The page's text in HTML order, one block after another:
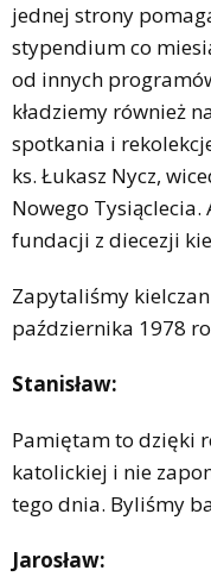
jednej strony
stypendium co
od innych
kładziemy również
spotkania i
ks. Łukasz Nycz,
Nowego
fundacji z diecezji
Zapytaliśmy
października 1978
Stanisław:
Pamiętam to dzięki
katolickiej i nie
tego dnia. Byliśmy
Jarosław: